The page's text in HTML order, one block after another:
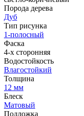
Порода дерева
Дуб
Тип рисунка
1-полосный
Фаска
4-х сторонняя
Водостойкость
Влагостойкий
Толщина
12 мм
Блеск
Матовый
Подложка